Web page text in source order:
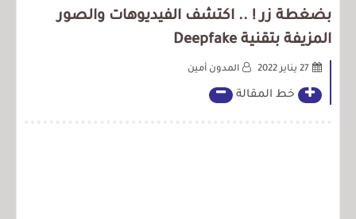
بضغطة زر ! .. اكتشف الفيديوهات والصور
المزيفة بتقنية Deepfake
27 يناير 2022 المدون أمين
خط المقالة